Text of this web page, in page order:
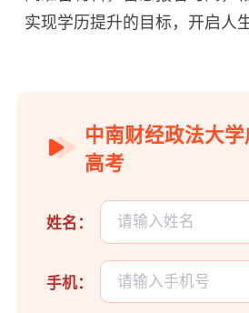
实现学历提升的目标，开启人
中南财经政法大学
高考
姓名：
手机：